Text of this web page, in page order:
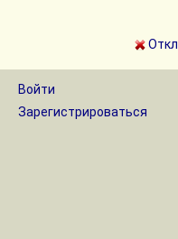
Войти
Зарегистрироваться